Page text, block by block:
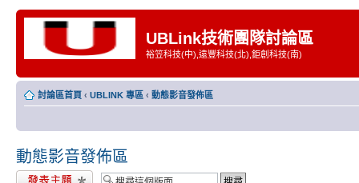
UBLink技術團隊討論區
裕笠科技(中),遠豐科技(北),鉅創科技(南)
討論區首頁 ‹ UBLINK 專區 ‹ 動態影音發佈區
動態影音發佈區
發表新主題